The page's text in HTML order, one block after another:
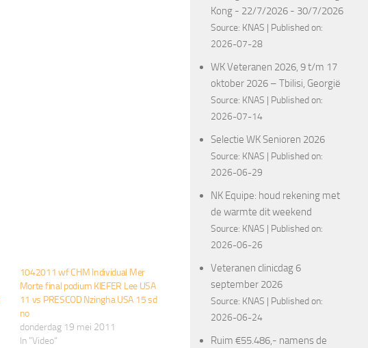
1042011 wf CHM Individual Mer
Morte final podium KIEFER Lee USA
11 vs PRESCOD Nzingha USA 15 sd
no
donderdag 19 mei 2011
In "Video"
Kong - 22/7/2026 - 30/7/2026
Source: KNAS
Published on:
2026-07-28
WK Veteranen 2026, 9 t/m 17
oktober 2026 – Tbilisi, Georgië
Source: KNAS
Published on:
2026-07-14
Selectie WK Senioren 2026
Source: KNAS
Published on:
2026-06-29
NK Equipe: houd rekening met
de warmte dit weekend
Source: KNAS
Published on:
2026-06-26
Veteranen clinicdag 6
september 2026
Source: KNAS
Published on:
2026-06-24
Ruim €55.486,- namens de